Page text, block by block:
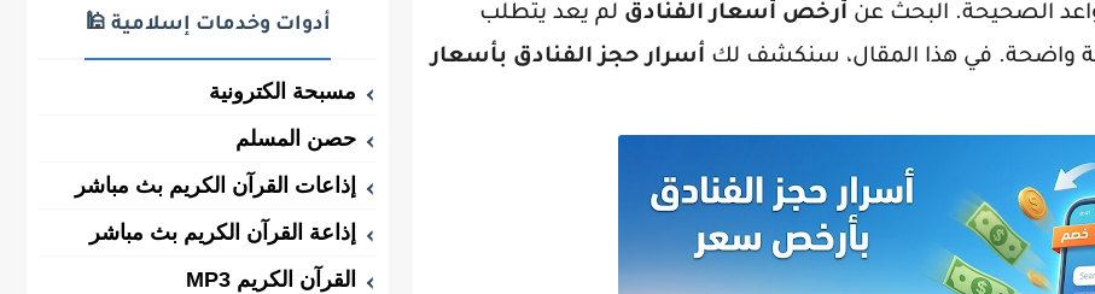
الصحيحة. البحث عن أرخص أسعار الفنادق لم يعد يتطلب
واضحة. في هذا المقال، سنكشف لك أسرار حجز الفنادق بأسعار
أدوات وخدمات إسلامية 🕌
مسبحة الكترونية
حصن المسلم
إذاعات القرآن الكريم بث مباشر
إذاعة القرآن الكريم بث مباشر
القرآن الكريم MP3